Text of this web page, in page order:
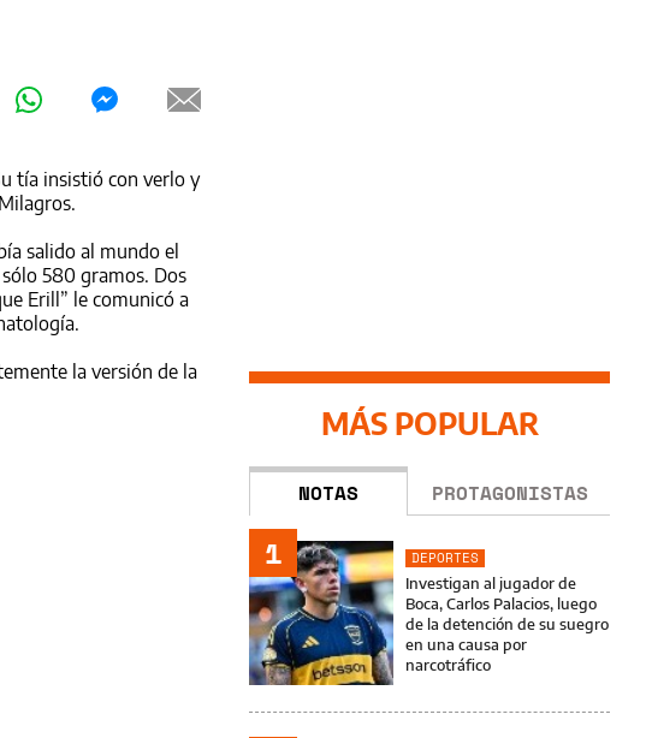
tía insistió con verlo y
.
salido al mundo el
580 gramos. Dos
Erill” le comunicó a
la versión de la
MÁS POPULAR
NOTAS PROTAGONISTAS
1
DEPORTES
Investigan al jugador de
Boca, Carlos Palacios, luego
de la detención de su suegro
en una causa por
narcotráfico